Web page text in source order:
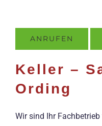
ANRUFEN
Keller –
Ording
Wir sind Ihr